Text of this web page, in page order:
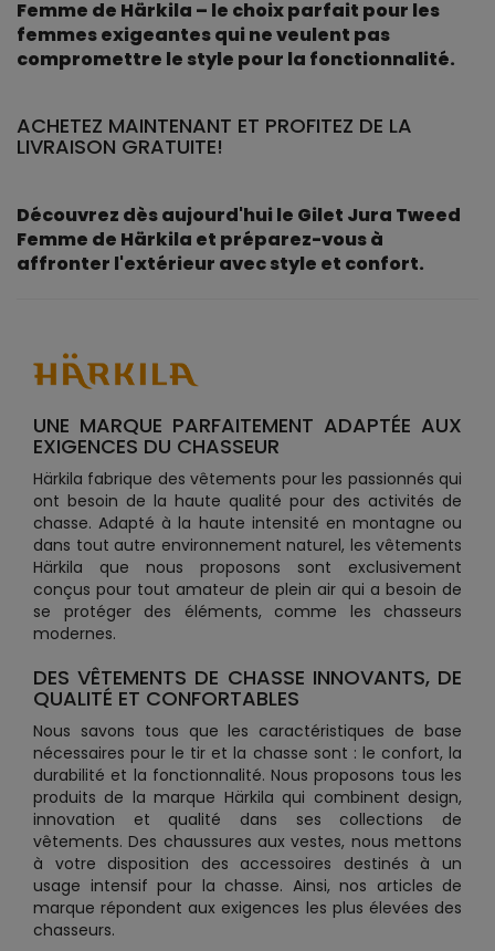
Femme de Härkila – le choix parfait pour les
femmes exigeantes qui ne veulent pas
compromettre le style pour la fonctionnalité.
ACHETEZ MAINTENANT ET PROFITEZ DE LA
LIVRAISON GRATUITE!
Découvrez dès aujourd'hui le Gilet Jura Tweed
Femme de Härkila et préparez-vous à
affronter l'extérieur avec style et confort.
UNE MARQUE PARFAITEMENT ADAPTÉE AUX
EXIGENCES DU CHASSEUR
Härkila fabrique des vêtements pour les passionnés qui
ont besoin de la haute qualité pour des activités de
chasse. Adapté à la haute intensité en montagne ou
dans tout autre environnement naturel, les vêtements
Härkila que nous proposons sont exclusivement
conçus pour tout amateur de plein air qui a besoin de
se protéger des éléments, comme les chasseurs
modernes.
DES VÊTEMENTS DE CHASSE INNOVANTS, DE
QUALITÉ ET CONFORTABLES
Nous savons tous que les caractéristiques de base
nécessaires pour le tir et la chasse sont : le confort, la
durabilité et la fonctionnalité. Nous proposons tous les
produits de la marque Härkila qui combinent design,
innovation et qualité dans ses collections de
vêtements. Des chaussures aux vestes, nous mettons
à votre disposition des accessoires destinés à un
usage intensif pour la chasse. Ainsi, nos articles de
marque répondent aux exigences les plus élevées des
chasseurs.